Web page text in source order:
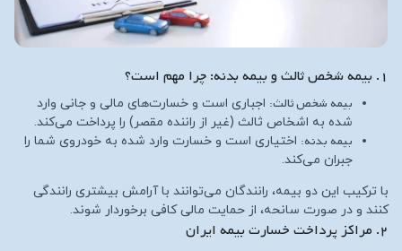
۱. بیمه شخص ثالث و بیمه بدنه: چرا مهم است؟
بیمه شخص ثالث: اجباری است و خسارت‌های مالی و جانی وارد
شده به اشخاص ثالث (غیر از راننده مقصر) را پرداخت می‌کند.
بیمه بدنه: اختیاری است و خسارت وارد شده به خودروی شما را
جبران می‌کند.
با ترکیب این دو بیمه، رانندگان می‌توانند با آرامش بیشتری رانندگی
کنند و در صورت سانحه، از حمایت مالی کافی برخوردار شوند.
۲. مراکز پرداخت خسارت بیمه ایران